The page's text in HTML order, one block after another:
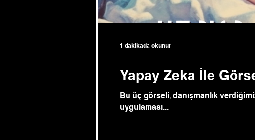
Yapay Zeka İle
Bu üç görseli, danışmanlık
uygulaması...
1 dakikada okunur